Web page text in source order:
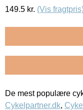
149.5 kr. (Vis
De mest populære
Cykelpartner.dk,